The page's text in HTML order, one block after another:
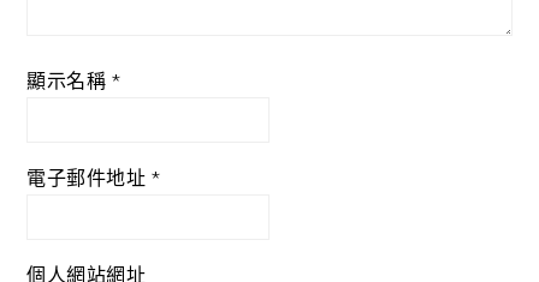
顯示名稱 *
電子郵件地址 *
個人網站網址